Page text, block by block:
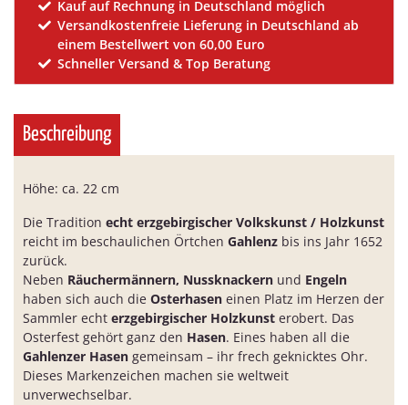
Kauf auf Rechnung in Deutschland möglich
Versandkostenfreie Lieferung in Deutschland ab
einem Bestellwert von 60,00 Euro
Schneller Versand & Top Beratung
Beschreibung
Höhe: ca. 22 cm
Die Tradition echt erzgebirgischer Volkskunst / Holzkunst
reicht im beschaulichen Örtchen Gahlenz bis ins Jahr 1652
zurück.
Neben Räuchermännern, Nussknackern und Engeln
haben sich auch die Osterhasen einen Platz im Herzen der
Sammler echt erzgebirgischer Holzkunst erobert. Das
Osterfest gehört ganz den Hasen. Eines haben all die
Gahlenzer Hasen gemeinsam – ihr frech geknicktes Ohr.
Dieses Markenzeichen machen sie weltweit
unverwechselbar.